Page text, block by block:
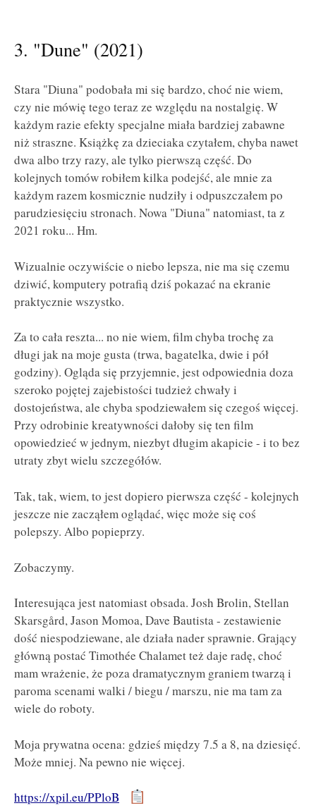
3. "Dune" (2021)
Stara "Diuna" podobała mi się bardzo, choć nie wiem,
czy nie mówię tego teraz ze względu na nostalgię. W
każdym razie efekty specjalne miała bardziej zabawne
niż straszne. Książkę za dzieciaka czytałem, chyba nawet
dwa albo trzy razy, ale tylko pierwszą część. Do
kolejnych tomów robiłem kilka podejść, ale mnie za
każdym razem kosmicznie nudziły i odpuszczałem po
parudziesięciu stronach. Nowa "Diuna" natomiast, ta z
2021 roku... Hm.
Wizualnie oczywiście o niebo lepsza, nie ma się czemu
dziwić, komputery potrafią dziś pokazać na ekranie
praktycznie wszystko.
Za to cała reszta... no nie wiem, film chyba trochę za
długi jak na moje gusta (trwa, bagatelka, dwie i pół
godziny). Ogląda się przyjemnie, jest odpowiednia doza
szeroko pojętej zajebistości tudzież chwały i
dostojeństwa, ale chyba spodziewałem się czegoś więcej.
Przy odrobinie kreatywności dałoby się ten film
opowiedzieć w jednym, niezbyt długim akapicie - i to bez
utraty zbyt wielu szczegółów.
Tak, tak, wiem, to jest dopiero pierwsza część - kolejnych
jeszcze nie zacząłem oglądać, więc może się coś
polepszy. Albo popieprzy.
Zobaczymy.
Interesująca jest natomiast obsada. Josh Brolin, Stellan
Skarsgård, Jason Momoa, Dave Bautista - zestawienie
dość niespodziewane, ale działa nader sprawnie. Grający
główną postać Timothée Chalamet też daje radę, choć
mam wrażenie, że poza dramatycznym graniem twarzą i
paroma scenami walki / biegu / marszu, nie ma tam za
wiele do roboty.
Moja prywatna ocena: gdzieś między 7.5 a 8, na dziesięć.
Może mniej. Na pewno nie więcej.
https://xpil.eu/PPloB